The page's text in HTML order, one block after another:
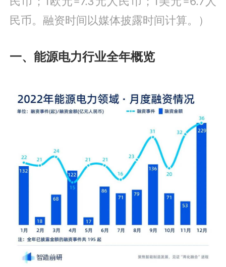
民币。融资时间以媒体披露时间计算。）
一、能源电力行业全年概览